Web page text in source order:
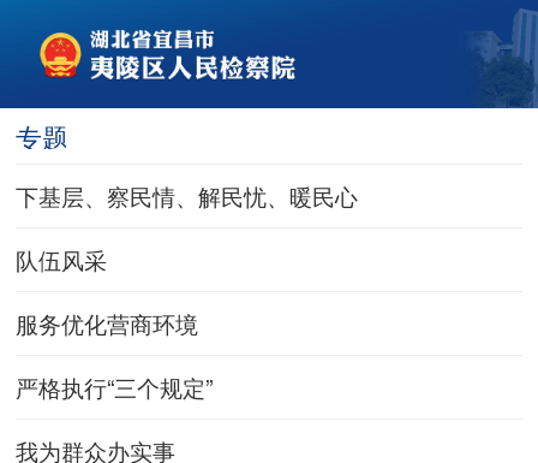
专题
下基层、察民情、解民忧、暖民心
队伍风采
服务优化营商环境
严格执行“三个规定”
我为群众办实事